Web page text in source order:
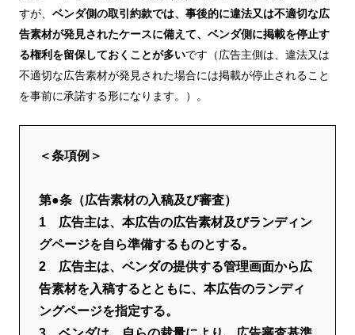
すが、 ベンダ側の取引約款では、事後的に違法又は不適切な広
告素材が発見されたケースに備えて、ベンダ側に掲載を停止す
る権利を留保しておくことが多いです（広告主側は、違法又は
不適切な広告素材が発見された場合には掲載が停止されること
を事前に承諾する形になります。）。
＜条項例＞
第●条（広告素材の入稿及び審査）
1 広告主は、本広告の広告素材及びランディン
グページを自ら準備するものとする。
2 広告主は、ベンダの提供する管理画面から広
告素材を入稿するとともに、本広告のランディ
ングページを指定する。